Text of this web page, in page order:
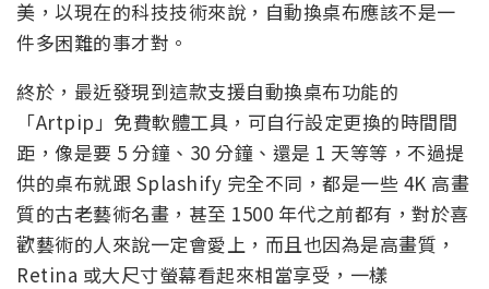
美，以現在的科技技術來說，自動換桌布應該不是一
件多困難的事才對。
終於，最近發現到這款支援自動換桌布功能的
「Artpip」免費軟體工具，可自行設定更換的時間間
距，像是要 5 分鐘、30 分鐘、還是 1 天等等，不過提
供的桌布就跟 Splashify 完全不同，都是一些 4K 高畫
質的古老藝術名畫，甚至 1500 年代之前都有，對於喜
歡藝術的人來說一定會愛上，而且也因為是高畫質，
Retina 或大尺寸螢幕看起來相當享受，一樣